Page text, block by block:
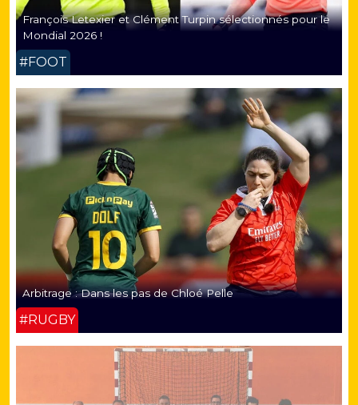
François Letexier et Clément Turpin sélectionnés pour le
Mondial 2026 !
#FOOT
Arbitrage : Dans les pas de Chloé Pelle
#RUGBY